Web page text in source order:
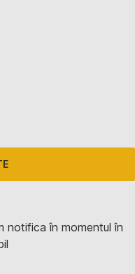
notifica în momentul în